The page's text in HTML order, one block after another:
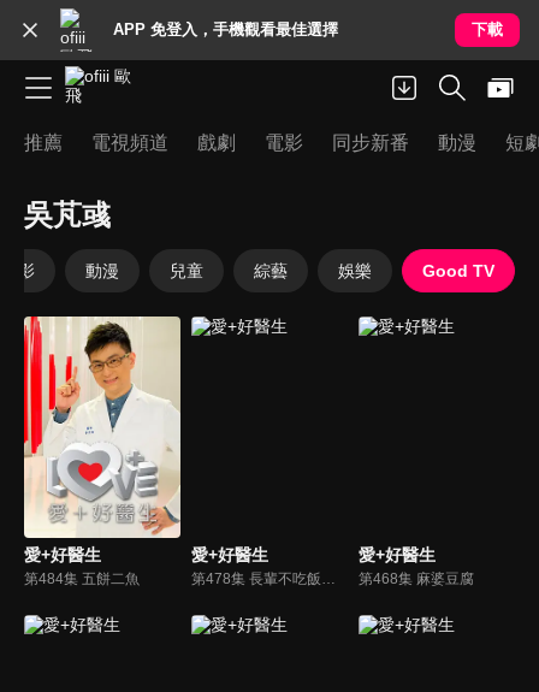
APP 免登入，手機觀看最佳選擇 下載
推薦 電視頻道 戲劇 電影 同步新番 動漫 短
吳芃彧
電影 動漫 兒童 綜藝 娛樂 Good TV
愛+好醫生
第484集 五餅二魚
愛+好醫生
第478集 長輩不吃飯胃口不好怎麼辦？
愛+好醫生
第468集 麻婆豆腐